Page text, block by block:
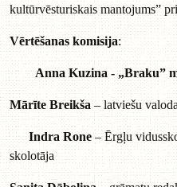
kultūrvēsturiskais mantojums”
Vērtēšanas komisija:
Anna Kuzina -„Braku”
Mārīte Breikša– latviešu
Indra Rone– Ērgļu
skolotāja